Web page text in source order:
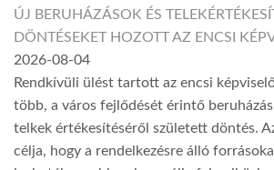
ÚJ BERUHÁZÁSOK ÉS
DÖNTÉSEKET HOZOTT AZ ENCSI
2026-08-04
Rendkívüli ülést tartott az encsi
több, a város fejlődését érintő
telkek értékesítéséről született döntés.
célja, hogy a rendelkezésre álló